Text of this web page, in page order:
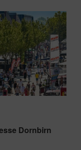
Dornbirn